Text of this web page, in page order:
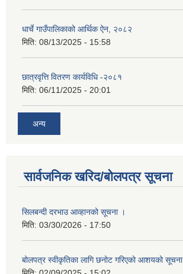
धार्चे गाउँपालिकाको आर्थिक ऐन, २०८२
मिति: 08/13/2025 - 15:58
छात्रवृत्ति वितरण कार्यविधि -२०८१
मिति: 06/11/2025 - 20:01
अन्य
सार्वजनिक खरिद/बोलपत्र सूचना
सिलबन्दी दरभाउ आव्हानको सूचना ।
मिति: 03/30/2026 - 17:50
बोलपत्र स्वीकृतिका लागि छनोट गरिएको आशयको सूचना